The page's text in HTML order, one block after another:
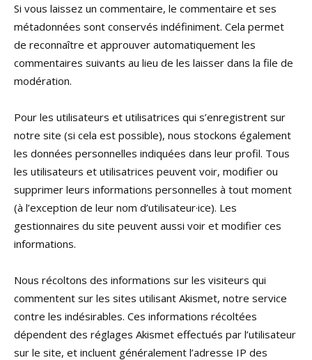
Si vous laissez un commentaire, le commentaire et ses
métadonnées sont conservés indéfiniment. Cela permet
de reconnaître et approuver automatiquement les
commentaires suivants au lieu de les laisser dans la file de
modération.
Pour les utilisateurs et utilisatrices qui s’enregistrent sur
notre site (si cela est possible), nous stockons également
les données personnelles indiquées dans leur profil. Tous
les utilisateurs et utilisatrices peuvent voir, modifier ou
supprimer leurs informations personnelles à tout moment
(à l’exception de leur nom d’utilisateur·ice). Les
gestionnaires du site peuvent aussi voir et modifier ces
informations.
Nous récoltons des informations sur les visiteurs qui
commentent sur les sites utilisant Akismet, notre service
contre les indésirables. Ces informations récoltées
dépendent des réglages Akismet effectués par l’utilisateur
sur le site, et incluent généralement l’adresse IP des